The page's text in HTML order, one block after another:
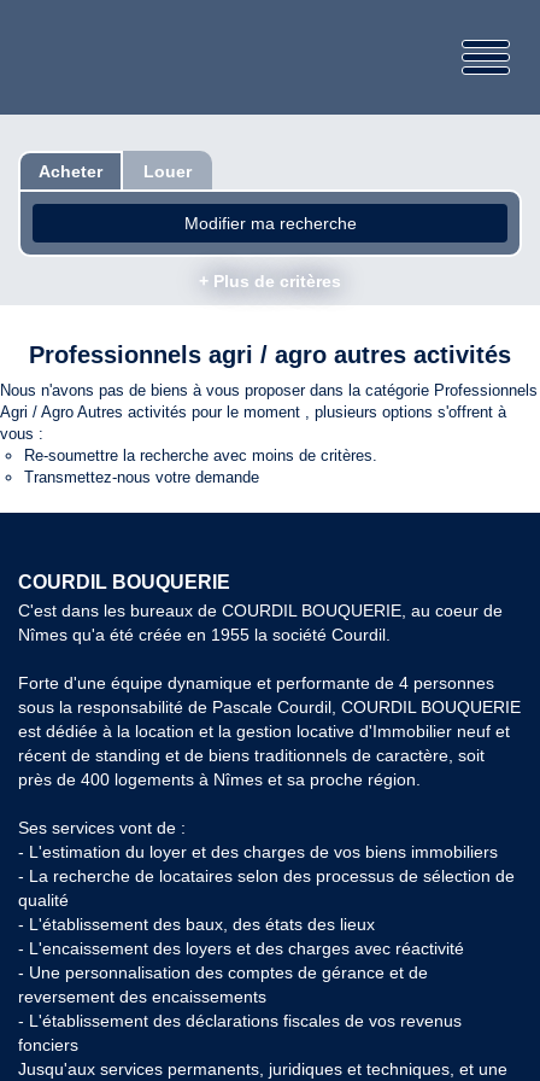
Acheter Louer
Modifier ma recherche
+ Plus de critères
Professionnels agri / agro autres activités
Nous n'avons pas de biens à vous proposer dans la catégorie Professionnels
Agri / Agro Autres activités pour le moment , plusieurs options s'offrent à
vous :
Re-soumettre la recherche avec moins de critères.
Transmettez-nous votre demande
COURDIL BOUQUERIE
C'est dans les bureaux de COURDIL BOUQUERIE, au coeur de
Nîmes qu'a été créée en 1955 la société Courdil.
Forte d'une équipe dynamique et performante de 4 personnes
sous la responsabilité de Pascale Courdil, COURDIL BOUQUERIE
est dédiée à la location et la gestion locative d'Immobilier neuf et
récent de standing et de biens traditionnels de caractère, soit
près de 400 logements à Nîmes et sa proche région.
Ses services vont de :
- L'estimation du loyer et des charges de vos biens immobiliers
- La recherche de locataires selon des processus de sélection de
qualité
- L'établissement des baux, des états des lieux
- L'encaissement des loyers et des charges avec réactivité
- Une personnalisation des comptes de gérance et de
reversement des encaissements
- L'établissement des déclarations fiscales de vos revenus
fonciers
Jusqu'aux services permanents, juridiques et techniques, et une